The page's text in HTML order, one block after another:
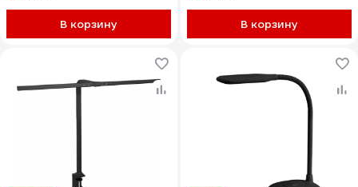
4690612045320
В корзину В корзину